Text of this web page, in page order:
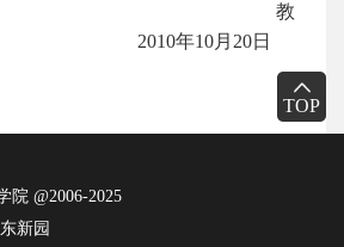
TOP
知。 教
年10月20日
院 @2006-2025
新园